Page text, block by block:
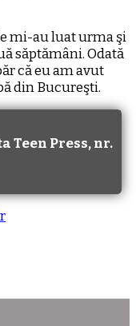
mi-au luat urma şi
săptămâni. Odată
că eu am avut
din Bucureşti.
Teen Press, nr.